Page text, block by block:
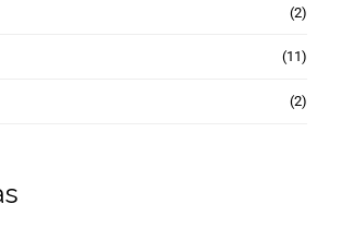
(2)
(11)
(2)